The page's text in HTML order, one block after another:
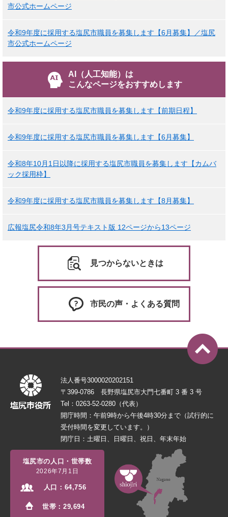
市公式ホームページ
令和9年度に採用する塩尻市職員を募集します【6月募集】／塩尻
市公式ホームページ
AI（人工知能）は
こんなページをおすすめします
令和9年度に採用する塩尻市職員を募集します【前期日程】
令和9年度に採用する塩尻市職員を募集します【6月募集】
令和8年10月1日以降に採用する塩尻市職員を募集します【カムバ
ック採用枠】
令和9年度に採用する塩尻市職員を募集します【8月募集】
広報塩尻令和8年3月号テキスト版 12ページから13ページ
見つからないときは
市民の声・よくある質問
法人番号3000020202151
〒399-0786 長野県塩尻市大門七番町 3 番 3 号
Tel：0263-52-0280（代表）
開庁時間：午前9時から午後4時30分まで（試行的に
受付時間を変更しています。）
閉庁日：土曜日、日曜日、祝日、年末年始
塩尻市の人口・世帯数
2026年7月1日
人口： 64,756
世帯：29,694